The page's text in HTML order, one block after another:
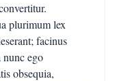
plurimum lex
facinus
ego
obsequia,